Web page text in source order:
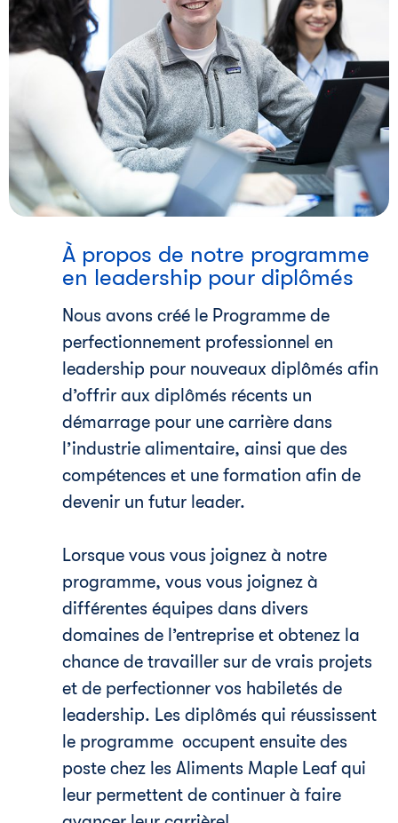
À propos de notre programme
en leadership pour diplômés
Nous avons créé le Programme de
perfectionnement professionnel en
leadership pour nouveaux diplômés afin
d’offrir aux diplômés récents un
démarrage pour une carrière dans
l’industrie alimentaire, ainsi que des
compétences et une formation afin de
devenir un futur leader.
Lorsque vous vous joignez à notre
programme, vous vous joignez à
différentes équipes dans divers
domaines de l’entreprise et obtenez la
chance de travailler sur de vrais projets
et de perfectionner vos habiletés de
leadership. Les diplômés qui réussissent
le programme occupent ensuite des
poste chez les Aliments Maple Leaf qui
leur permettent de continuer à faire
i